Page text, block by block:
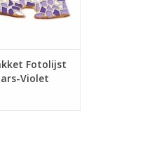
Fotolijst
Violet